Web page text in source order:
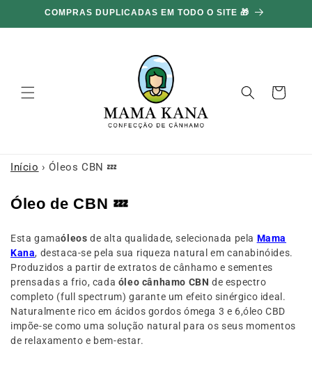
ir para o
conteúdo
COMPRAS DUPLICADAS EM TODO O SITE 🎁
Carrinho
Início › Óleos CBN 💤
C
l
e
ç
ã
o
:
Óleo de CBN 💤
Esta gamaóleosde alta qualidade, selecionada pela Mama
Kana, destaca-se pela sua riqueza natural em canabinóides.
Produzidos a partir de extratos de cânhamo e sementes
prensadas a frio, cada óleo cânhamo CBN de espectro
completo (full spectrum) garante um efeito sinérgico ideal.
Naturalmente rico em ácidos gordos ómega 3 e 6,óleo CBD
impõe-se como uma solução natural para os seus momentos
de relaxamento e bem-estar.